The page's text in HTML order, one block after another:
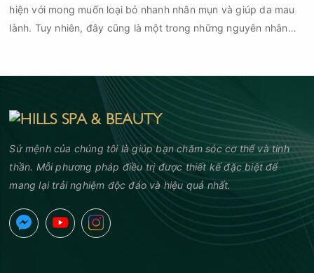
hiện với mong muốn loại bỏ nhanh nhân mụn và giúp da mau
lành. Tuy nhiên, đây cũng là một trong những nguyên nhân
Sứ mệnh của chúng tôi là giúp bạn chăm sóc cơ thể và tinh
thần. Mỗi phương pháp điều trị được thiết kế đặc biệt để
mang lại trải nghiệm độc đáo và hiệu quả nhất.